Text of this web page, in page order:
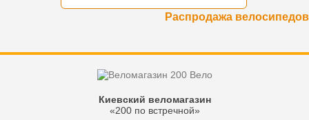
Распродажа велосипедов
Киевский веломагазин
«200 по встречной»